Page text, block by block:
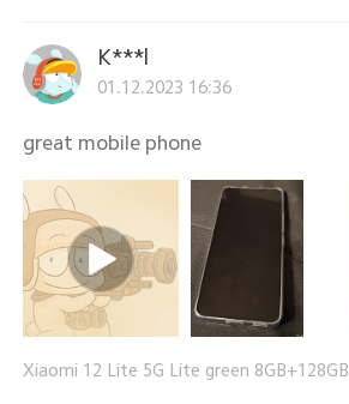
K***l
01.12.2023 16:36
great mobile phone
Xiaomi 12 Lite 5G Lite green 8GB+128GB